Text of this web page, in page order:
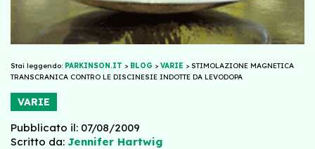
Stai leggendo: PARKINSON.IT > BLOG > VARIE > STIMOLAZIONE MAGNETICA
TRANSCRANICA CONTRO LE DISCINESIE INDOTTE DA LEVODOPA
VARIE
Pubblicato il: 07/08/2009
Scritto da: Jennifer Hartwig